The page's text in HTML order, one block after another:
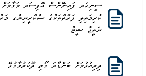
ސީނިއަރ ފައިނޭންސް އޮފިސަރ މަގާމަށް
ކުރިމަތިލި ފަރާތްތަކުގެ ސްކްރީނިންގ
ނަތީޖާ ޝީޓު
ދިރިއުޅުމަށް ބަންޑާރަ ގޯތި ދޫކުރުމާގުޅޭ